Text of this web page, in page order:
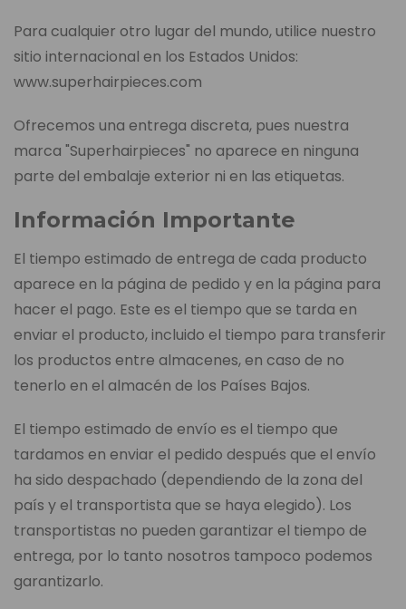
Para cualquier otro lugar del mundo, utilice nuestro
sitio internacional en los Estados Unidos:
www.superhairpieces.com
Ofrecemos una entrega discreta, pues nuestra
marca "Superhairpieces" no aparece en ninguna
parte del embalaje exterior ni en las etiquetas.
Información Importante
El tiempo estimado de entrega de cada producto
aparece en la página de pedido y en la página para
hacer el pago. Este es el tiempo que se tarda en
enviar el producto, incluido el tiempo para transferir
los productos entre almacenes, en caso de no
tenerlo en el almacén de los Países Bajos.
El tiempo estimado de envío es el tiempo que
tardamos en enviar el pedido después que el envío
ha sido despachado (dependiendo de la zona del
país y el transportista que se haya elegido). Los
transportistas no pueden garantizar el tiempo de
entrega, por lo tanto nosotros tampoco podemos
garantizarlo.